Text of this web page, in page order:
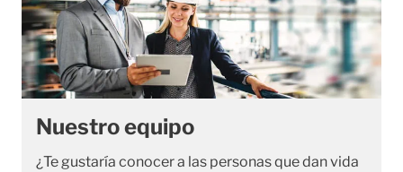
Nuestro equipo
¿Te gustaría conocer a las personas que dan vida